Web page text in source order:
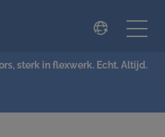
sterk in flexwerk. Echt. Altijd.